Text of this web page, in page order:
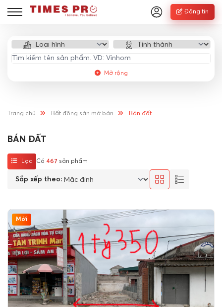
Đăng tin
Mở rộng
Trang chủ Bất động sản mở bán Bán đất
BÁN ĐẤT
Lọc Có 467 sản phẩm
Sắp xếp theo:
Mới